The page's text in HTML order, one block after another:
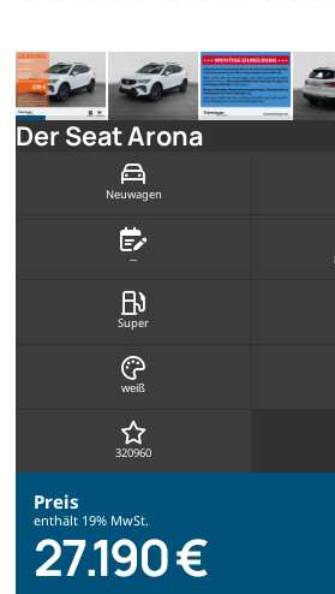
Der Seat Arona
Neuwagen
--
Super
weiß
320960
Preis
enthält 19% MwSt.
27.190 €